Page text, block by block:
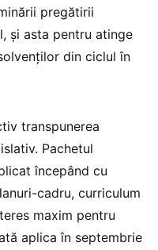
pregătirii
și asta pentru atinge
din ciclul în
transpunerea
Pachetul
începând cu
cadru, curriculum
maxim pentru
aplica în septembrie